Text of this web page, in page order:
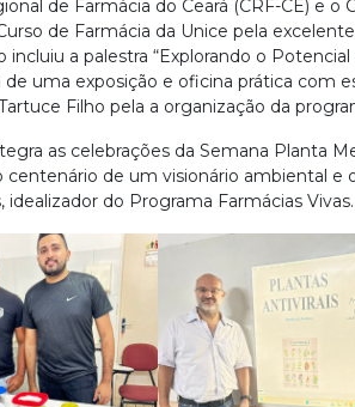
de Farmácia do Ceará (CRF-CE) e o
de Farmácia da Unice pela
incluiu a palestra “Explorando o
de uma exposição e oficina prática com
Filho pela a organização da
as celebrações da Semana Planta
de um visionário ambiental e
idealizador do Programa Farmácias Vivas.